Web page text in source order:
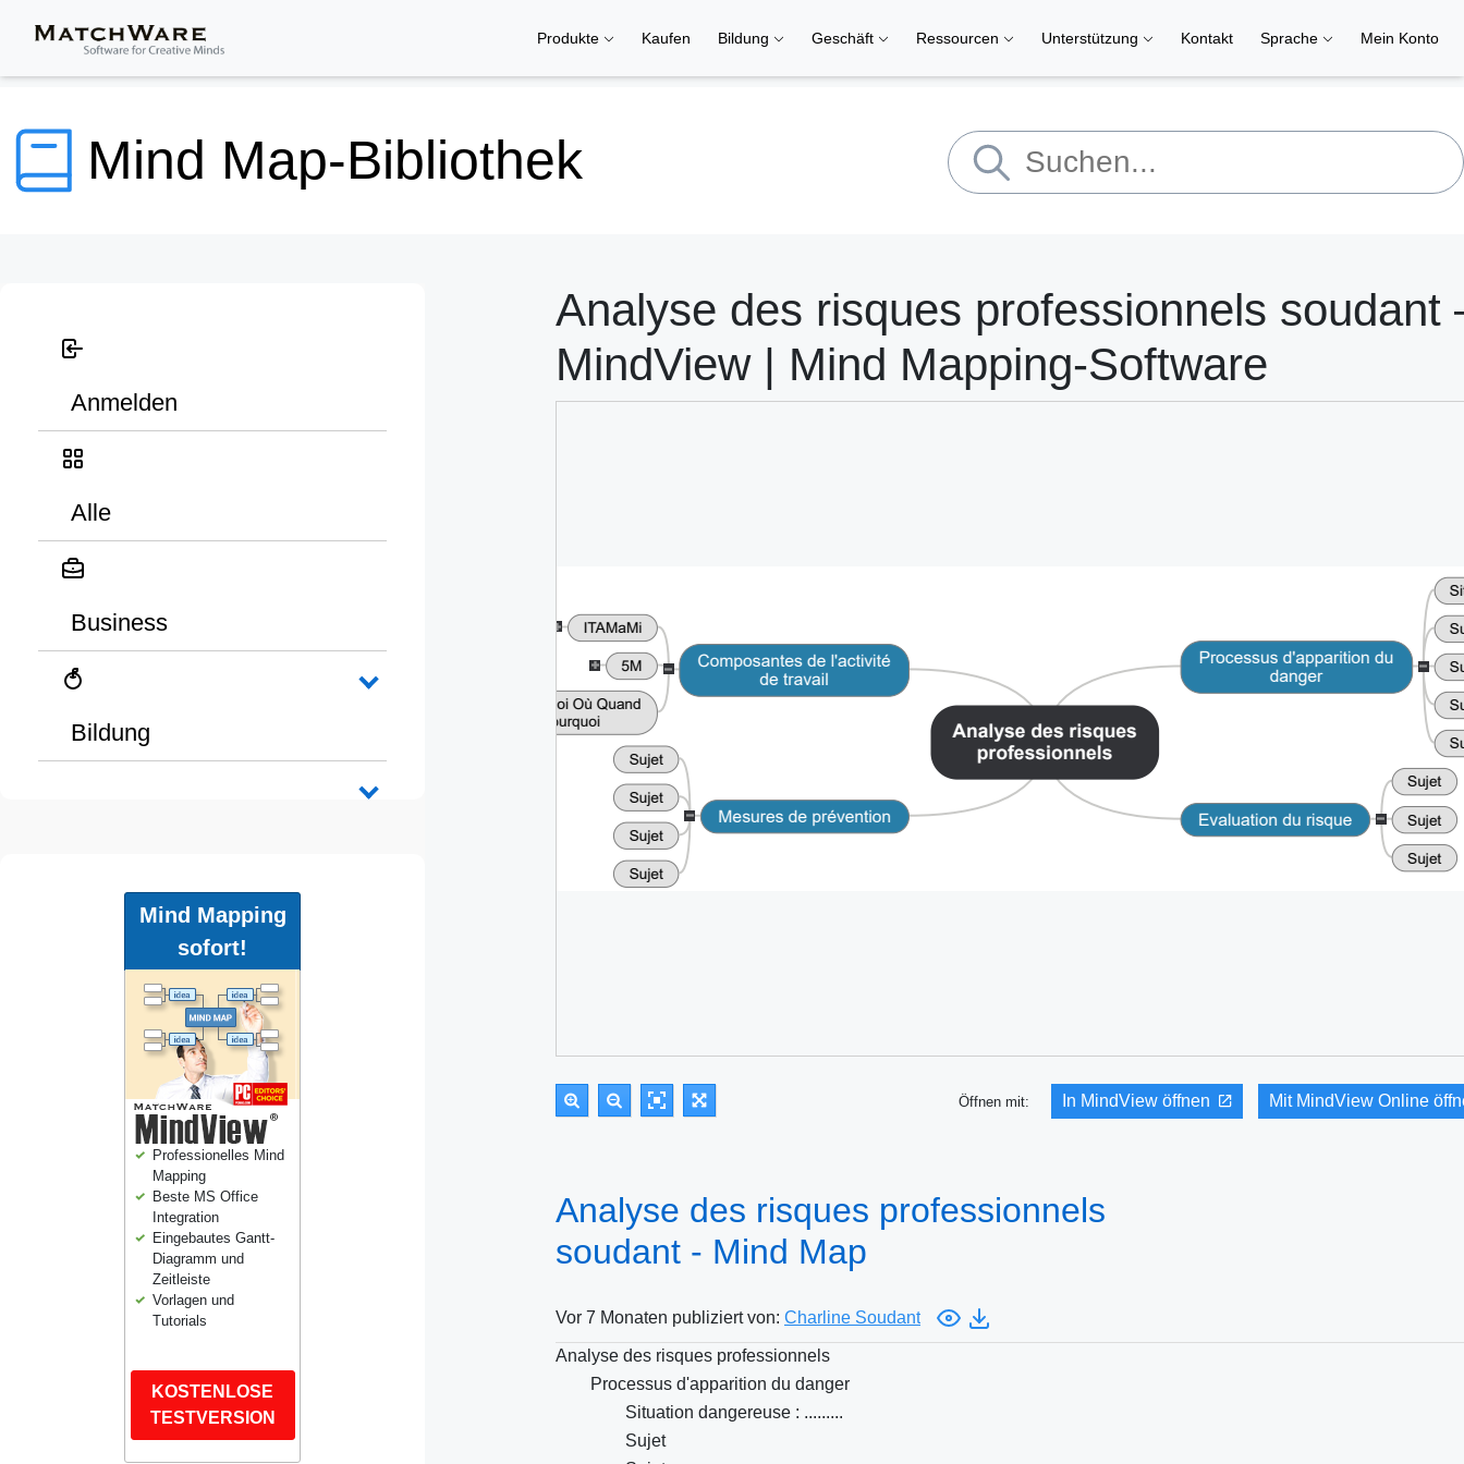
Produkte Kaufen Bildung Geschäft Ressourcen Unterstützung Kontakt Sprache Mein Konto
Mind Map-Bibliothek
Anmelden
Alle
Business
Bildung
Mind Mapping
sofort!
Professionelles Mind
Mapping
Beste MS Office
Integration
Eingebautes Gantt-
Diagramm und
Zeitleiste
Vorlagen und
Tutorials
KOSTENLOSE
TESTVERSION
Analyse des risques professionnels soudant
MindView | Mind Mapping-Software
Öffnen mit: In MindView öffnen Mit MindView Online
Analyse des risques professionnels
soudant - Mind Map
Vor 7 Monaten publiziert von: Charline Soudant
Analyse des risques professionnels
Processus d'apparition du danger
Situation dangereuse : .........
Sujet